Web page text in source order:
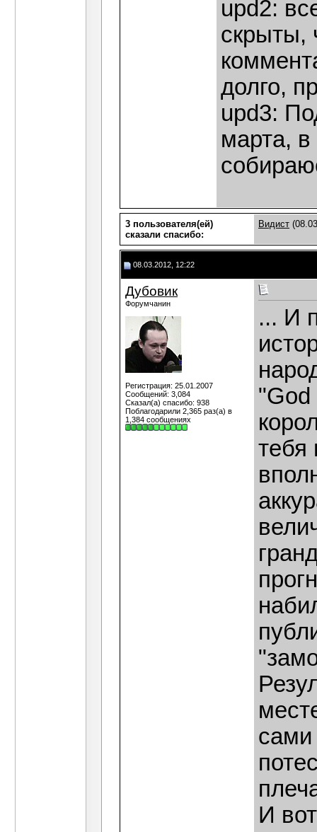
upd2:
скрыты,
долго,
upd3:
марта,
3 пользователя(ей)
сказали cпасибо:
Видист
08.03.2012, 12:22
Дубовик
Форумчанин
Регистрация: 25.01.2007
Сообщений: 3,084
Сказал(а) спасибо: 938
Поблагодарили 2,365 раз(а) в
1,384 сообщениях
... И
тебя
сами
И